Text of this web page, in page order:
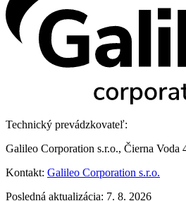
Technický prevádzkovateľ:
Galileo Corporation s.r.o., Čierna Voda
Kontakt: Galileo Corporation s.r.o.
Posledná aktualizácia: 7. 8. 2026